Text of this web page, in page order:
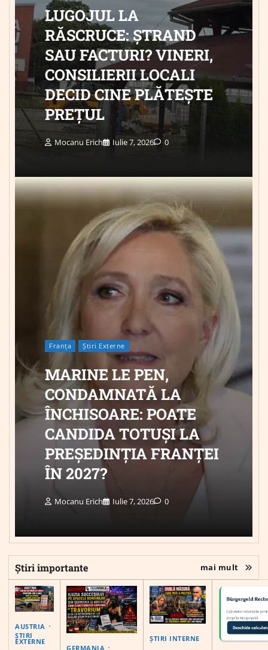
LUGOJUL LA
RĂSCRUCE: ȘTRAND
SAU FACTURI? VINERI,
CONSILIERII LOCALI
DECID CINE PLĂTEȘTE
PREȚUL
Mocanu Erich Iulie 7, 2026 0
Franța Știri Externe
MARINE LE PEN,
CONDAMNATĂ LA
ÎNCHISOARE: POATE
CANDIDA TOTUȘI LA
PREȘEDINȚIA FRANȚEI
ÎN 2027?
Mocanu Erich Iulie 7, 2026 0
Știri importante mai mult
AUSTRIA
ȘTIRI
EXTERNE
GERMANIA
ȘTIRI INTERNE